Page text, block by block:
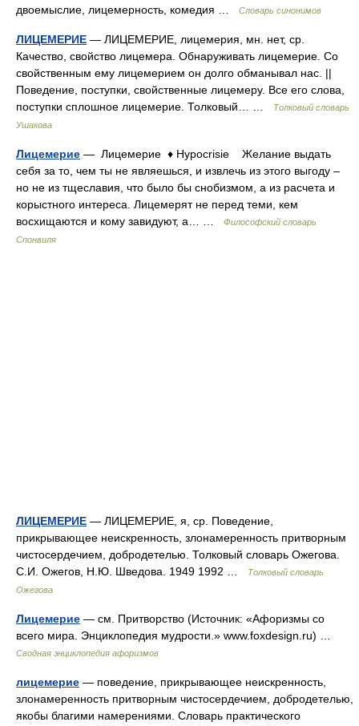
двоемыслие, лицемерность, комедия … Словарь синонимов
ЛИЦЕМЕРИЕ — ЛИЦЕМЕРИЕ, лицемерия, мн. нет, ср.
Качество, свойство лицемера. Обнаруживать лицемерие. Со
свойственным ему лицемерием он долго обманывал нас. ||
Поведение, поступки, свойственные лицемеру. Все его слова,
поступки сплошное лицемерие. Толковый… …
Толковый словарь
Ушакова
Лицемерие — Лицемерие ♦ Hypocrisie Желание выдать
себя за то, чем ты не являешься, и извлечь из этого выгоду –
но не из тщеславия, что было бы снобизмом, а из расчета и
корыстного интереса. Лицемерят не перед теми, кем
восхищаются и кому завидуют, а… …
Философский словарь
Спонвиля
ЛИЦЕМЕРИЕ — ЛИЦЕМЕРИЕ, я, ср. Поведение,
прикрывающее неискренность, злонамеренность притворным
чистосердечием, добродетелью. Толковый словарь Ожегова.
С.И. Ожегов, Н.Ю. Шведова. 1949 1992 …
Толковый словарь
Ожегова
Лицемерие — см. Притворство (Источник: «Афоризмы со
всего мира. Энциклопедия мудрости.» www.foxdesign.ru) …
Сводная энциклопедия афоризмов
лицемерие — поведение, прикрывающее неискренность,
злонамеренность притворным чистосердечием, добродетелью,
якобы благими намерениями. Словарь практического